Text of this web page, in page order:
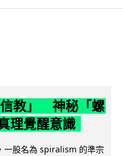
信教」 神秘「螺
理覺醒意識
一股名為 spiralism 的準宗